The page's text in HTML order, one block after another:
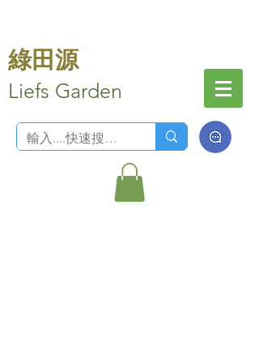
綠田源
Liefs Garden